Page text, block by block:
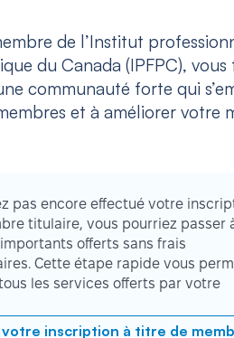
de l’Institut
du Canada (IPFPC), vous
communauté forte qui
et à améliorer votre
pas encore effectué votre
titulaire, vous pourriez passer
offerts sans frais
Cette étape rapide vous
les services offerts par votre
votre inscription à titre de